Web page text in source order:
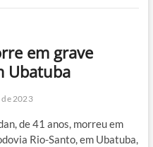
em grave
Ubatuba
de 2023
de 41 anos, morreu em
Rio-Santo, em Ubatuba,